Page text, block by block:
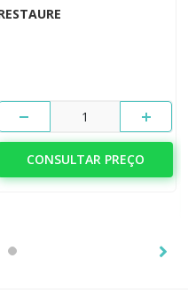
1
CONSULTAR PREÇO